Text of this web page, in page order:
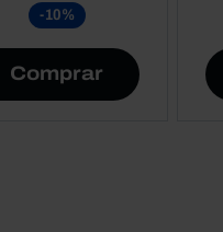
-10%
Comprar